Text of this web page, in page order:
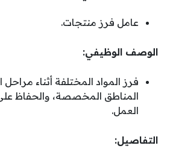
عامل فرز منتجات.
الوصف الوظيفي:
فرز المواد المختلفة أثناء مراحل
المناطق المخصصة، والحفاظ
العمل.
التفاصيل: